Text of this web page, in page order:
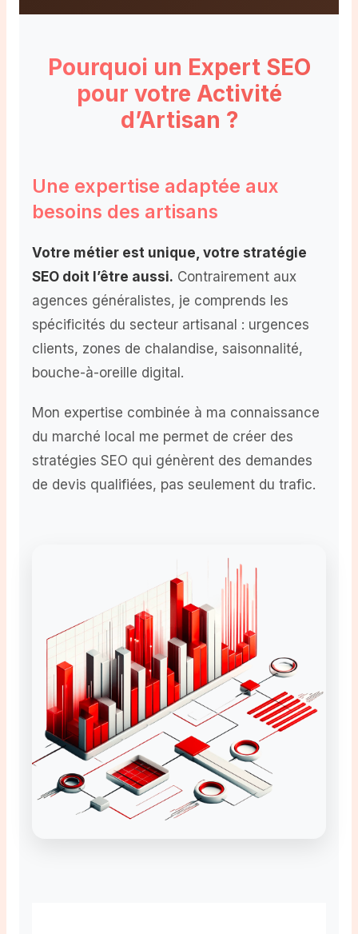
Pourquoi un Expert SEO
pour votre Activité
d’Artisan ?
Une expertise adaptée aux
besoins des artisans
Votre métier est unique, votre stratégie
SEO doit l’être aussi. Contrairement aux
agences généralistes, je comprends les
spécificités du secteur artisanal : urgences
clients, zones de chalandise, saisonnalité,
bouche-à-oreille digital.
Mon expertise combinée à ma connaissance
du marché local me permet de créer des
stratégies SEO qui génèrent des demandes
de devis qualifiées, pas seulement du trafic.